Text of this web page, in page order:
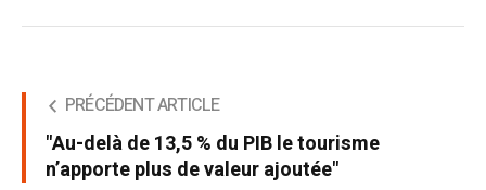
PRÉCÉDENT ARTICLE
"Au-delà de 13,5 % du PIB le tourisme
n’apporte plus de valeur ajoutée"